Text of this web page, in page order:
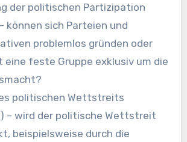
der politischen Partizipation
– können sich Parteien und
problemlos gründen oder
eine feste Gruppe exklusiv um die
politischen Wettstreits
– wird der politische Wettstreit
beispielsweise durch die